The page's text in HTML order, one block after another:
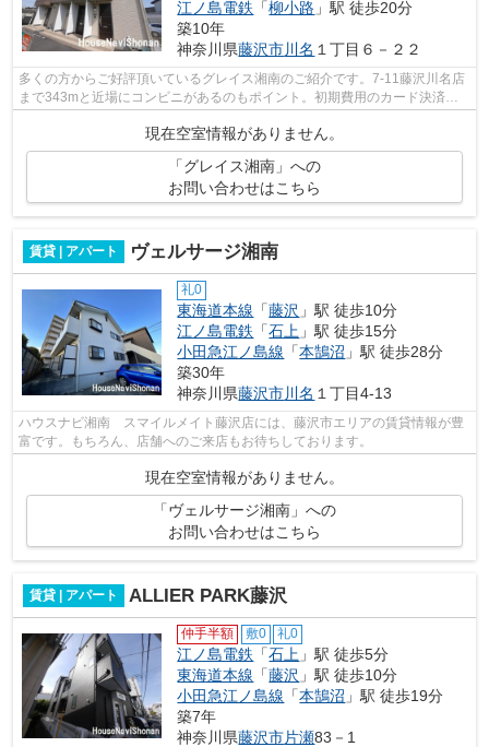
江ノ島電鉄 「柳小路 」駅 徒歩20分
築10年
神奈川県藤沢市川名 １丁目６－２２
多くの方からご好評頂いているグレイス湘南のご紹介です。7-11藤沢川名店
まで343mと近場にコンビニがあるのもポイント。初期費用のカード決済
現在空室情報がありません。
「グレイス湘南」への
お問い合わせはこちら
賃貸 | アパート ヴェルサージ湘南
礼0
東海道本線 「藤沢 」駅 徒歩10分
江ノ島電鉄 「石上 」駅 徒歩15分
小田急江ノ島線 「本鵠沼 」駅 徒歩28分
築30年
神奈川県藤沢市川名 １丁目4-13
ハウスナビ湘南 スマイルメイト藤沢店には、藤沢市エリアの賃貸情報が豊
富です。もちろん、店舗へのご来店もお待ちしております。
現在空室情報がありません。
「ヴェルサージ湘南」への
お問い合わせはこちら
賃貸 | アパート ALLIER PARK藤沢
仲手半額 敷0 礼0
江ノ島電鉄 「石上 」駅 徒歩5分
東海道本線 「藤沢 」駅 徒歩10分
小田急江ノ島線 「本鵠沼 」駅 徒歩19分
築7年
神奈川県藤沢市片瀬83－1